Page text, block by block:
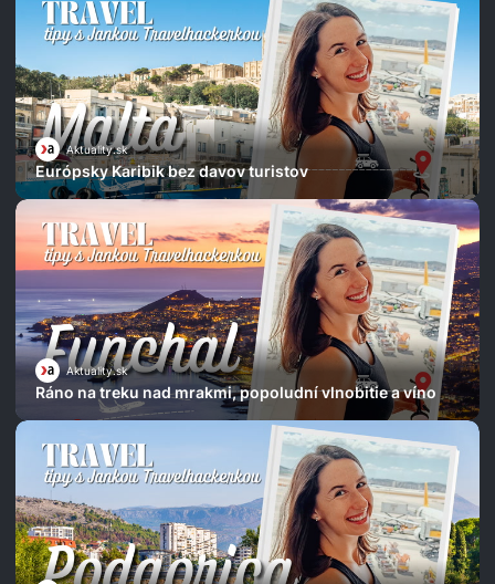
Aktuality.sk
Európsky Karibik bez davov turistov
Aktuality.sk
Ráno na treku nad mrakmi, popoludní vlnobitie a víno